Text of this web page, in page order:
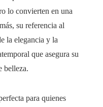
lo convierten en una
su referencia al
la elegancia y la
que asegura su
belleza.
para quienes